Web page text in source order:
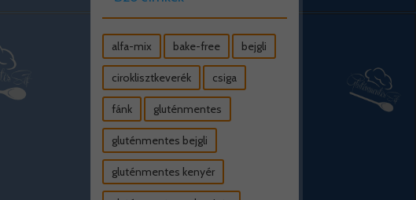
alfa-mix bake-free bejgli
ciroklisztkeverék csiga
fánk gluténmentes
gluténmentes bejgli
gluténmentes kenyér